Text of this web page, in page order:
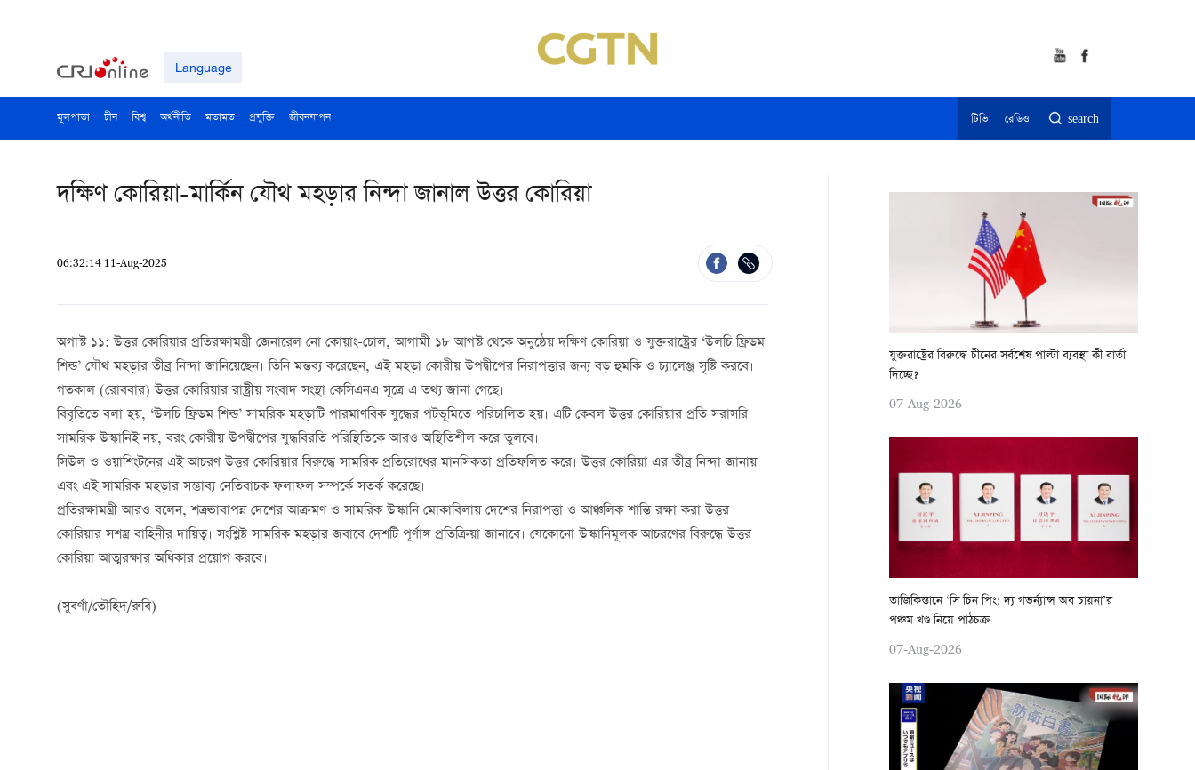
Language
মূলপাতা চীন বিশ্ব অর্থনীতি মতামত প্রযুক্তি জীবনযাপন টিভি রেডিও search
দক্ষিণ কোরিয়া-মার্কিন যৌথ মহড়ার নিন্দা জানাল উত্তর কোরিয়া
06:32:14 11-Aug-2025
অগাস্ট ১১: উত্তর কোরিয়ার প্রতিরক্ষামন্ত্রী জেনারেল নো কোয়াং-চোল, আগামী ১৮ আগস্ট থেকে অনুষ্ঠেয় দক্ষিণ কোরিয়া ও যুক্তরাষ্ট্রের ‘উলচি ফ্রিডম
শিল্ড’ যৌথ মহড়ার তীব্র নিন্দা জানিয়েছেন। তিনি মন্তব্য করেছেন, এই মহড়া কোরীয় উপদ্বীপের নিরাপত্তার জন্য বড় হুমকি ও চ্যালেঞ্জ সৃষ্টি করবে।
গতকাল (রোববার) উত্তর কোরিয়ার রাষ্ট্রীয় সংবাদ সংস্থা কেসিএনএ সূত্রে এ তথ্য জানা গেছে।
বিবৃতিতে বলা হয়, ‘উলচি ফ্রিডম শিল্ড’ সামরিক মহড়াটি পারমাণবিক যুদ্ধের পটভূমিতে পরিচালিত হয়। এটি কেবল উত্তর কোরিয়ার প্রতি সরাসরি
সামরিক উস্কানিই নয়, বরং কোরীয় উপদ্বীপের যুদ্ধবিরতি পরিস্থিতিকে আরও অস্থিতিশীল করে তুলবে।
সিউল ও ওয়াশিংটনের এই আচরণ উত্তর কোরিয়ার বিরুদ্ধে সামরিক প্রতিরোধের মানসিকতা প্রতিফলিত করে। উত্তর কোরিয়া এর তীব্র নিন্দা জানায়
এবং এই সামরিক মহড়ার সম্ভাব্য নেতিবাচক ফলাফল সম্পর্কে সতর্ক করেছে।
প্রতিরক্ষামন্ত্রী আরও বলেন, শত্রুভাবাপন্ন দেশের আক্রমণ ও সামরিক উস্কানি মোকাবিলায় দেশের নিরাপত্তা ও আঞ্চলিক শান্তি রক্ষা করা উত্তর
কোরিয়ার সশস্ত্র বাহিনীর দায়িত্ব। সংশ্লিষ্ট সামরিক মহড়ার জবাবে দেশটি পূর্ণাঙ্গ প্রতিক্রিয়া জানাবে। যেকোনো উস্কানিমূলক আচরণের বিরুদ্ধে উত্তর
কোরিয়া আত্মরক্ষার অধিকার প্রয়োগ করবে।
(সুবর্ণা/তৌহিদ/রুবি)
যুক্তরাষ্ট্রের বিরুদ্ধে চীনের সর্বশেষ পাল্টা ব্যবস্থা কী বার্তা
দিচ্ছে?
07-Aug-2026
তাজিকিস্তানে ‘সি চিন পিং: দ্য গভর্ন্যান্স অব চায়না’র
পঞ্চম খণ্ড নিয়ে পাঠচক্র
07-Aug-2026